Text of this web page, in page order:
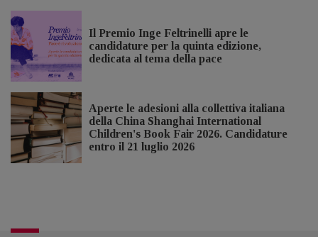
Il Premio Inge Feltrinelli apre le
candidature per la quinta edizione,
dedicata al tema della pace
Aperte le adesioni alla collettiva italiana
della China Shanghai International
Children's Book Fair 2026. Candidature
entro il 21 luglio 2026